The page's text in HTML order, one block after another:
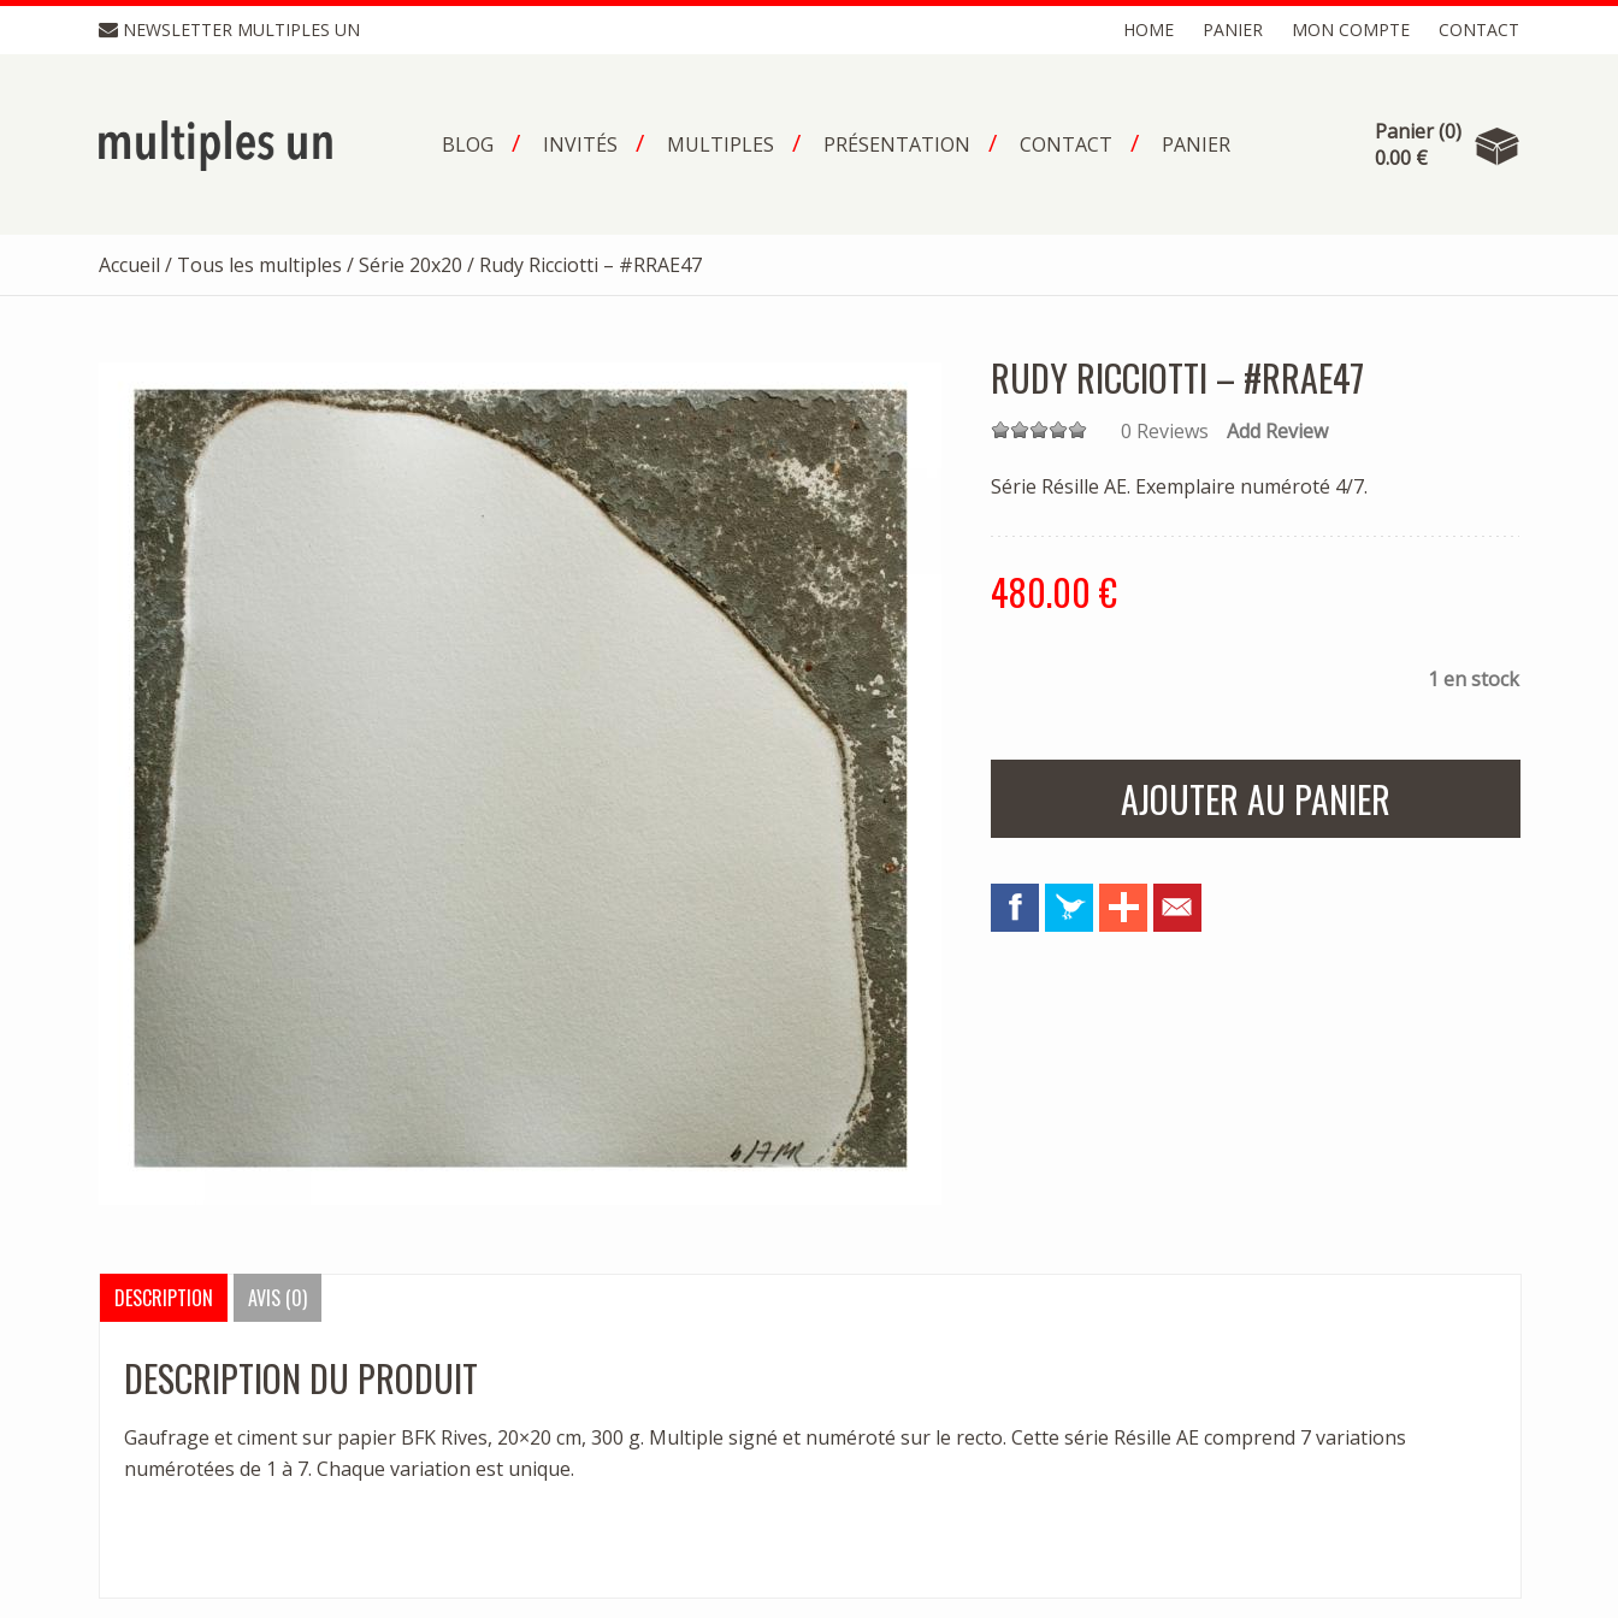
NEWSLETTER MULTIPLES UN HOME PANIER MON COMPTE CONTACT
BLOG INVITÉS MULTIPLES PRÉSENTATION CONTACT PANIER Panier(0)
0.00 €
Accueil / Tous les multiples /Série 20x20 / Rudy Ricciotti – #RRAE47
RUDY RICCIOTTI – #RRAE47
0 Reviews Add Review
Série Résille AE. Exemplaire numéroté 4/7.
480.00 €
1 en stock
AJOUTER AU PANIER
DESCRIPTION AVIS (0)
DESCRIPTION DU PRODUIT
Gaufrage et ciment sur papier BFK Rives, 20×20 cm, 300 g. Multiple signé et numéroté sur le recto. Cette série Résille AE comprend 7 variations
numérotées de 1 à 7. Chaque variation est unique.